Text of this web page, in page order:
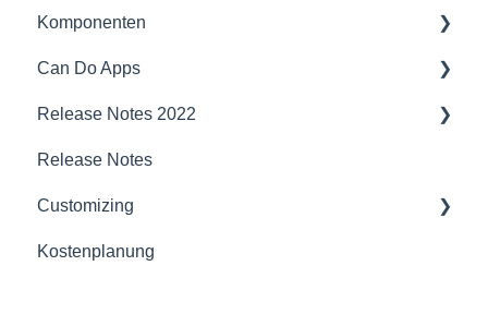
Projektmanagement
Vorträge
Agiles Projektmanagement
Kapazitätsplanung
Künstliche Intelligenz
Portfoliomanagement
Komponenten
Schnittstellen und Integration
Sicherheit
Kompatibilität
Server
PDC
Can Do Apps
Demand Management
Finanzen
JIRA Interface
Basispläne
Release Notes 2022
Projektplaner
Jira
Budgetmanagement
Release Notes
Customizing
Sonderdaten (CustomFields)
Kostenplanung